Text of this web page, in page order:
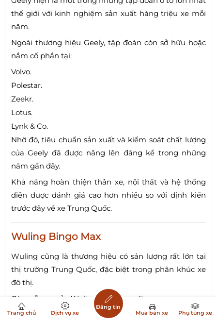
thế giới với kinh nghiệm sản xuất hàng triệu xe mỗi
năm.
Ngoài thương hiệu Geely, tập đoàn còn sở hữu hoặc
nắm cổ phần tại:
Volvo.
Polestar.
Zeekr.
Lotus.
Lynk & Co.
Nhờ đó, tiêu chuẩn sản xuất và kiểm soát chất lượng
của Geely đã được nâng lên đáng kể trong những
năm gần đây.
Khả năng hoàn thiện thân xe, nội thất và hệ thống
điện được đánh giá cao hơn nhiều so với định kiến
trước đây về xe Trung Quốc.
Wuling Bingo Max
Wuling cũng là thương hiệu có sản lượng rất lớn tại
thị trường Trung Quốc, đặc biệt trong phân khúc xe
đô thị.
Các mẫu xe của Wuling nổi tiếng với:
Kết cấu đơn giản.
Trang chủ Dịch vụ xe
Đăng tin
Mua bán xe
Phụ tùng xe